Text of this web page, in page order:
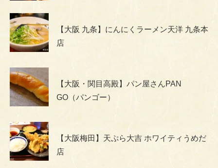
【大阪 九条】にんにくラーメン天洋 九条本
店
【大阪・関目高殿】パン屋さんPAN
GO（パンゴー）
【大阪梅田】天ぷら大吉 ホワイティうめだ
店